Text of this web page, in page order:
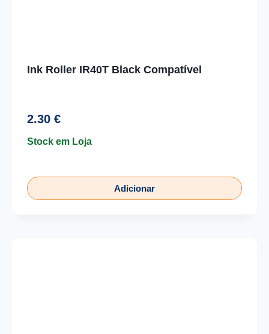
Ink Roller IR40T Black Compatível
2.30 €
Stock em Loja
Adicionar